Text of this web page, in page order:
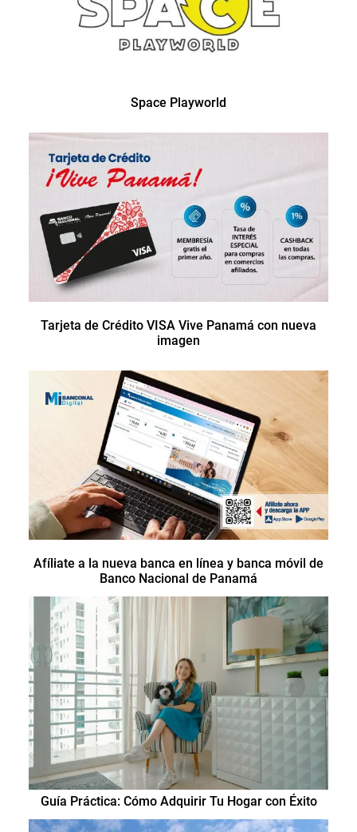
Space Playworld
Tarjeta de Crédito VISA Vive Panamá con nueva
imagen
Afíliate a la nueva banca en línea y banca móvil de
Banco Nacional de Panamá
Guía Práctica: Cómo Adquirir Tu Hogar con Éxito